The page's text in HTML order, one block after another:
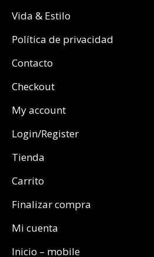
Vida & Estilo
Política de privacidad
Contacto
Checkout
My account
Login/Register
Tienda
Carrito
Finalizar compra
Mi cuenta
Inicio – mobile